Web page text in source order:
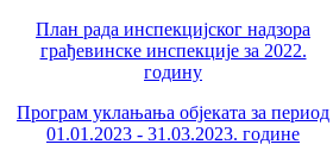
План рада инспекцијског надзора
грађевинске инспекције за 2022.
годину
Програм уклањања објеката за период
01.01.2023 - 31.03.2023. године